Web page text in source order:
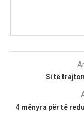
Si të
4 mënyra për të